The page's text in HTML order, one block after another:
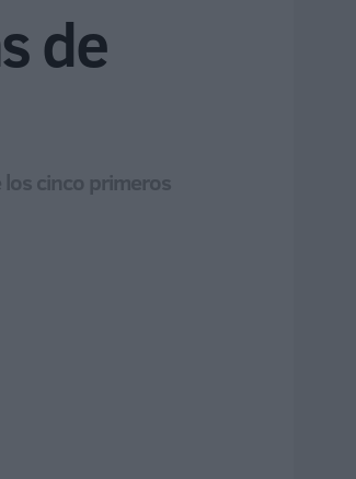
de
cinco primeros